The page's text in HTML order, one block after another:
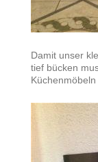
Damit unser
tief bücken